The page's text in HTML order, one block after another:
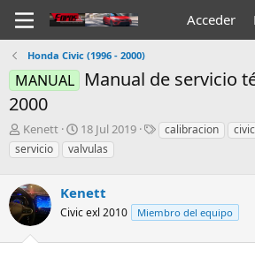
Acceder
Honda Civic (1996 - 2000)
MANUAL
Manual de servicio
2000
I
n
i
i
a
d
o
Kenett
F
e
c
a
d
i
18 Jul 2019
E
e
t
a
calibracion civic
servicio
valvulas
Kenett
Civic exl 2010 Miembro del equipo